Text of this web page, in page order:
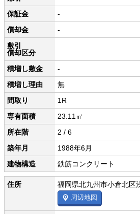
保証金
-
償却金
-
敷引
償却区分
積増し敷金
-
積増し理由
無
間取り
1R
専有面積
23.11㎡
所在階
2 / 6
築年月
1988年6月
建物構造
鉄筋コンクリート
住所 福岡県北九州市小倉北区
周辺地図